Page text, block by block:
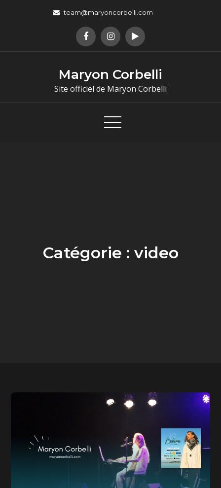
team@maryoncorbelli.com
Maryon Corbelli
Site officiel de Maryon Corbelli
Catégorie : video